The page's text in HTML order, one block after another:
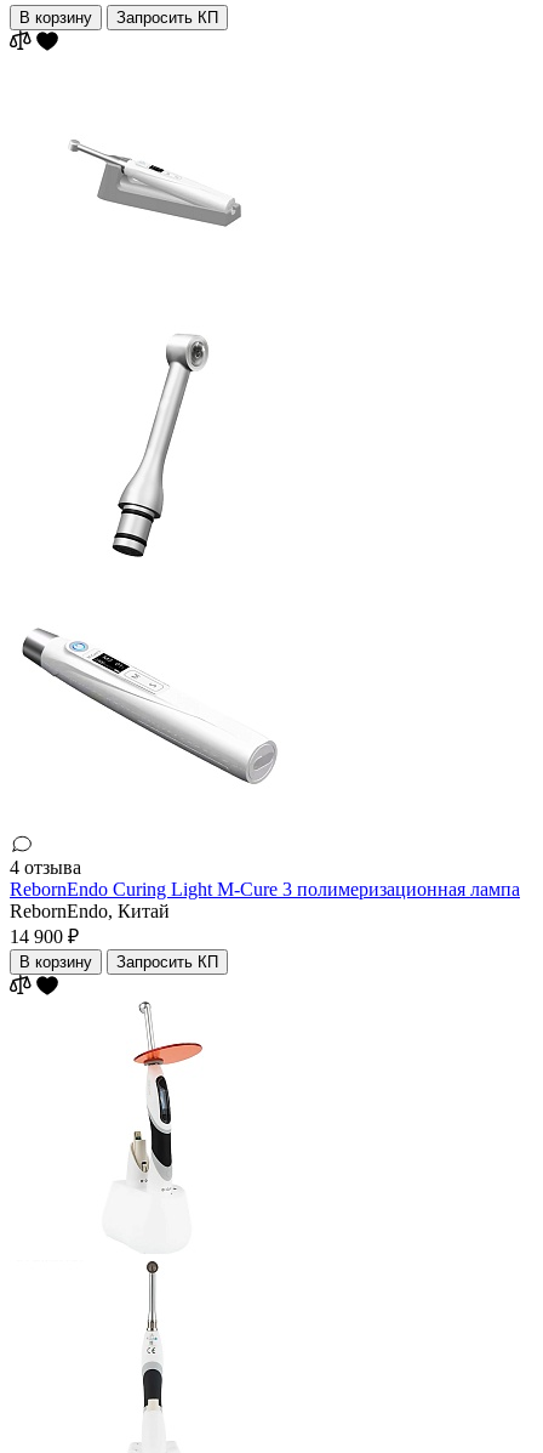
В корзину Запросить КП
4 отзыва
RebornEndo Curing Light M-Cure 3 полимеризационная лампа
RebornEndo, Китай
14 900 ₽
В корзину Запросить КП